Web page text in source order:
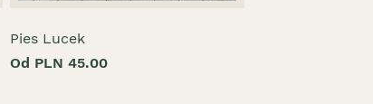
Pies Lucek
Od PLN 45.00